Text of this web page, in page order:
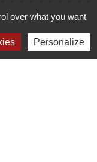
over what you want
Personalize